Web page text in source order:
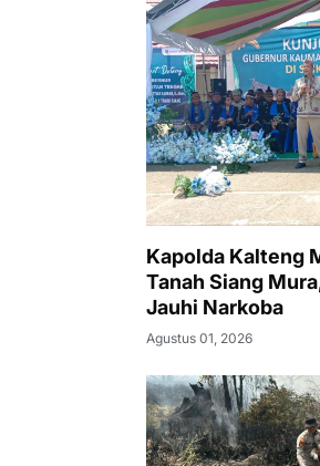
Kapolda Kalteng
Tanah Siang
Jauhi Narkoba
Agustus 01, 2026